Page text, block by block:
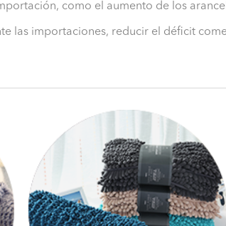
como el aumento de los
las importaciones, reducir el déficit